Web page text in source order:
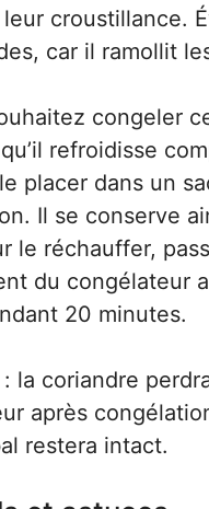
croustillance.
car il ramollit
congeler
refroidisse
placer dans un
Il se conserve
le réchauffer,
du congélateur
20 minutes.
la coriandre
après
restera intact.